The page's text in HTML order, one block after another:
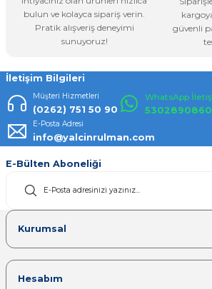
Gönder
bulun ve kolayca sipariş verin.
Pratik alışveriş deneyimi
sunuyoruz!
güvenli
İletişim Bilgileri
Müşteri Hizmetleri
(0262) 751 50 90
WhatsApp
5302890860
E-Posta Adresi
info@yalcinrulman.com
E-Bülten Aboneliği
Kurumsal
Hesabım